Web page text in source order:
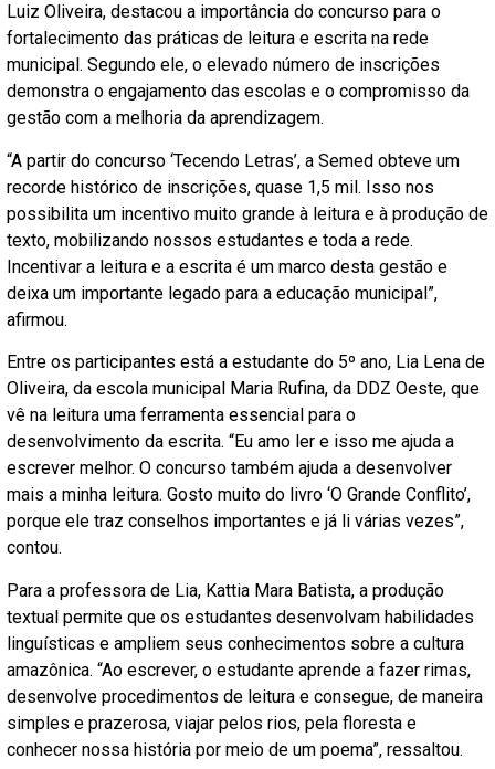
Luiz Oliveira, destacou a importância do concurso para o
fortalecimento das práticas de leitura e escrita na rede
municipal. Segundo ele, o elevado número de inscrições
demonstra o engajamento das escolas e o compromisso da
gestão com a melhoria da aprendizagem.
“A partir do concurso ‘Tecendo Letras’, a Semed obteve um
recorde histórico de inscrições, quase 1,5 mil. Isso nos
possibilita um incentivo muito grande à leitura e à produção de
texto, mobilizando nossos estudantes e toda a rede.
Incentivar a leitura e a escrita é um marco desta gestão e
deixa um importante legado para a educação municipal”,
afirmou.
Entre os participantes está a estudante do 5º ano, Lia Lena de
Oliveira, da escola municipal Maria Rufina, da DDZ Oeste, que
vê na leitura uma ferramenta essencial para o
desenvolvimento da escrita. “Eu amo ler e isso me ajuda a
escrever melhor. O concurso também ajuda a desenvolver
mais a minha leitura. Gosto muito do livro ‘O Grande Conflito’,
porque ele traz conselhos importantes e já li várias vezes”,
contou.
Para a professora de Lia, Kattia Mara Batista, a produção
textual permite que os estudantes desenvolvam habilidades
linguísticas e ampliem seus conhecimentos sobre a cultura
amazônica. “Ao escrever, o estudante aprende a fazer rimas,
desenvolve procedimentos de leitura e consegue, de maneira
simples e prazerosa, viajar pelos rios, pela floresta e
conhecer nossa história por meio de um poema”, ressaltou.